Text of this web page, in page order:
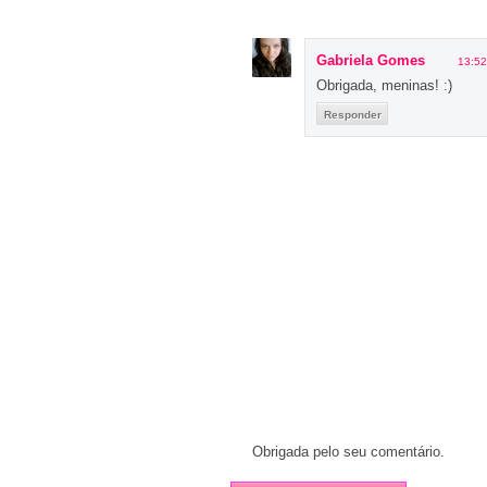
Gabriela Gomes 13:52
Obrigada, meninas! :)
Responder
Obrigada pelo seu comentário.